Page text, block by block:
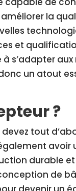
la
et
s’adapter
un atout
?
tout
avoir
durable
de